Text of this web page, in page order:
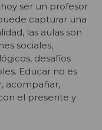
hoy ser un profesor
capturar una
las aulas son
sociales,
desafíos
Educar no es
acompañar,
el presente y